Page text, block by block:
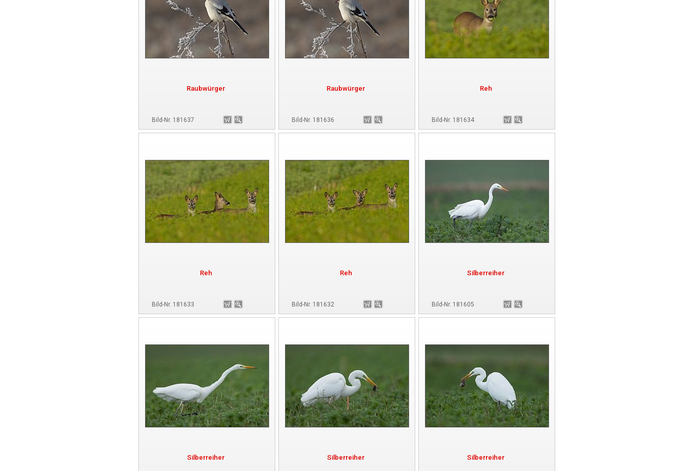
Raubwürger
Bild-Nr. 181637
Raubwürger
Bild-Nr. 181636
Reh
Bild-Nr. 181634
Reh
Bild-Nr. 181633
Reh
Bild-Nr. 181632
Silberreiher
Bild-Nr. 181605
Silberreiher Silberreiher Silberreiher